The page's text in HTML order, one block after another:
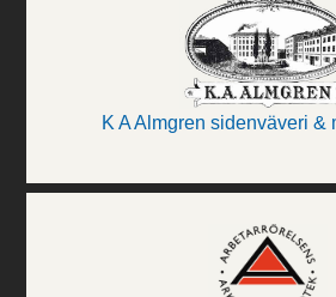
K A Almgren sidenväveri &